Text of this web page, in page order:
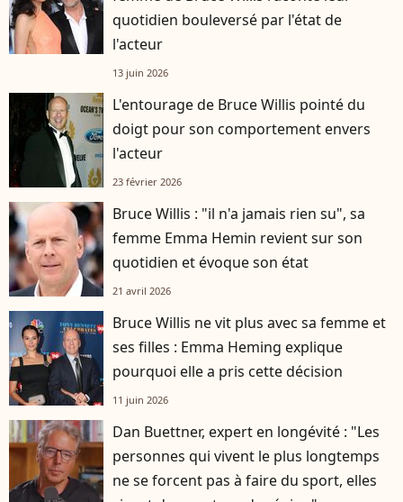
quotidien bouleversé par l'état de
l'acteur
13 juin 2026
L'entourage de Bruce Willis pointé du
doigt pour son comportement envers
l'acteur
23 février 2026
Bruce Willis : "il n'a jamais rien su", sa
femme Emma Hemin revient sur son
quotidien et évoque son état
21 avril 2026
Bruce Willis ne vit plus avec sa femme et
ses filles : Emma Heming explique
pourquoi elle a pris cette décision
11 juin 2026
Dan Buettner, expert en longévité : "Les
personnes qui vivent le plus longtemps
ne se forcent pas à faire du sport, elles